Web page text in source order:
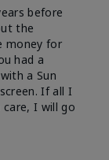
before
the
money for
had a
a Sun
If all I
I will go